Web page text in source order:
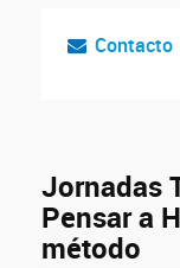
Contacto
Jornadas
Pensar a
método